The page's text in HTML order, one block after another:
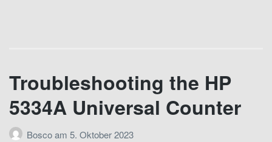
Troubleshooting the HP
5334A Universal Counter
Boscoam 5. Oktober 2023